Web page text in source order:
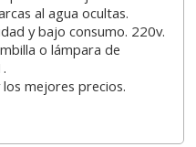
al agua ocultas.
y bajo consumo. 220v.
o lámpara de
mejores precios.